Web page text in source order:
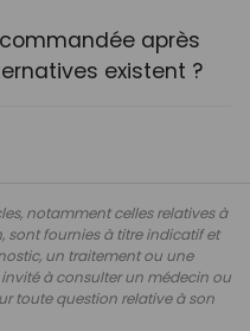
après
existent ?
notamment celles relatives à
sont fournies à titre indicatif et
un traitement ou une
à consulter un médecin ou
toute question relative à son